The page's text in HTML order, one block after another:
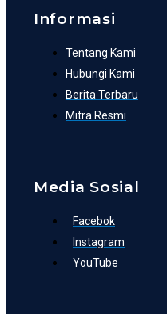
Informasi
Tentang Kami
Hubungi Kami
Berita Terbaru
Mitra Resmi
Media Sosial
Facebok
Instagram
YouTube